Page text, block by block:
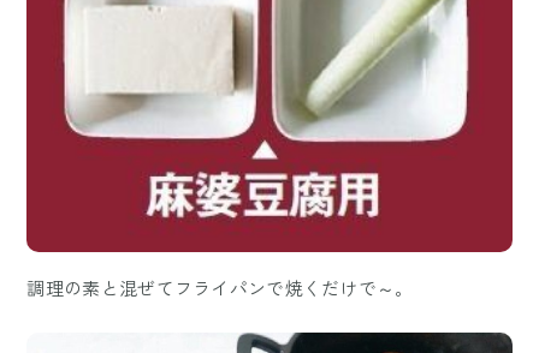
調理の素と混ぜてフライパンで焼くだけで～。